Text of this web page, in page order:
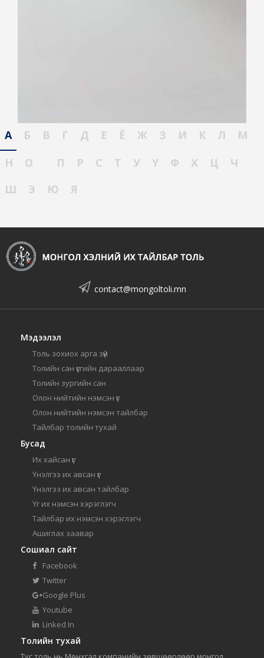
А Б В Г Д Е Ё Ж З И К Л
М
Н
О П Р С Т У Ү Ф Х Ц
Ч
Ш
Э Ю Я
contact@mongoltoli.mn
Мэдээлэл
Толь зохиох арга зүй
Толийн сан үсгийн дарааллаар
Толийн зургийн сан
Олон нийтийн нэмсэн үг
Олон нийтийн нэмсэн тайлбар
Тайлбар толийн тухай
Бусад
Их хайсан үг
Үнэлгээ их авсан үг
Үнэлгээ их авсан тайлбар
Үг их нэмсэн хэрэглэгч
Тайлбар их нэмсэн хэрэглэгч
Ашиглах заавар
Сошиал сайт
Facebook
Twitter
Google Plus
Youtube
Linked In
Толийн тухай